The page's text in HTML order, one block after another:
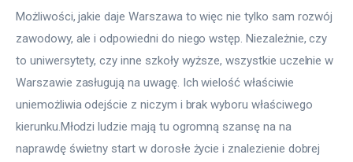
Możliwości, jakie daje Warszawa to więc nie tylko sam rozwój
zawodowy, ale i odpowiedni do niego wstęp. Niezależnie, czy
to uniwersytety, czy inne szkoły wyższe, wszystkie uczelnie w
Warszawie zasługują na uwagę. Ich wielość właściwie
uniemożliwia odejście z niczym i brak wyboru właściwego
kierunku.Młodzi ludzie mają tu ogromną szansę na na
naprawdę świetny start w dorosłe życie i znalezienie dobrej